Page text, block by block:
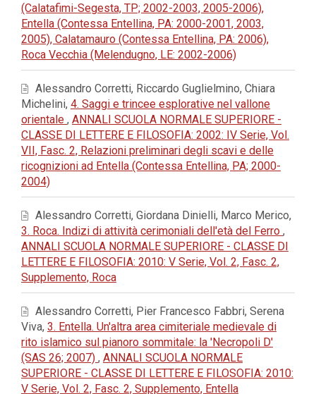
(Calatafimi-Segesta, TP; 2002-2003, 2005-2006),
Entella (Contessa Entellina, PA: 2000-2001, 2003,
2005), Calatamauro (Contessa Entellina, PA: 2006),
Roca Vecchia (Melendugno, LE: 2002-2006)
Alessandro Corretti, Riccardo Guglielmino, Chiara
Michelini, 4. Saggi e trincee esplorative nel vallone
orientale , ANNALI SCUOLA NORMALE SUPERIORE -
CLASSE DI LETTERE E FILOSOFIA: 2002: IV Serie, Vol.
VII, Fasc. 2, Relazioni preliminari degli scavi e delle
ricognizioni ad Entella (Contessa Entellina, PA; 2000-
2004)
Alessandro Corretti, Giordana Dinielli, Marco Merico,
3. Roca. Indizi di attività cerimoniali dell'età del Ferro ,
ANNALI SCUOLA NORMALE SUPERIORE - CLASSE DI
LETTERE E FILOSOFIA: 2010: V Serie, Vol. 2, Fasc. 2,
Supplemento, Roca
Alessandro Corretti, Pier Francesco Fabbri, Serena
Viva, 3. Entella. Un'altra area cimiteriale medievale di
rito islamico sul pianoro sommitale: la 'Necropoli D'
(SAS 26; 2007) , ANNALI SCUOLA NORMALE
SUPERIORE - CLASSE DI LETTERE E FILOSOFIA: 2010:
V Serie, Vol. 2, Fasc. 2, Supplemento, Entella